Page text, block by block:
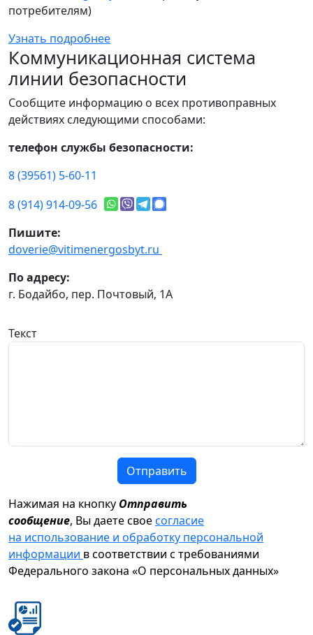
потребителям)
Узнать подробнее
Коммуникационная система
линии безопасности
Сообщите информацию о всех противоправных
действиях следующими способами:
телефон службы безопасности:
8 (39561) 5-60-11
8 (914) 914-09-56
Пишите:
doverie@vitimenergosbyt.ru
По адресу:
г. Бодайбо, пер. Почтовый, 1А
Текст
Отправить
Нажимая на кнопку Отправить
сообщение, Вы даете своесогласие
на использование и обработку персональной
информации в соответствии с требованиями
Федерального закона «О персональных данных»